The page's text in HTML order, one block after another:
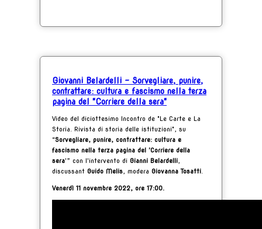
Giovanni Belardelli - Sorvegliare, punire,
contrattare: cultura e fascismo nella terza
pagina del "Corriere della sera"
Video del diciottesimo Incontro de "Le Carte e La
Storia. Rivista di storia delle istituzioni", su
“Sorvegliare, punire, contrattare: cultura e
fascismo nella terza pagina del 'Corriere della
sera'” con l'intervento di Gianni Belardelli,
discussant Guido Melis, modera Giovanna Tosatti.
Venerdì 11 novembre 2022, ore 17:00.